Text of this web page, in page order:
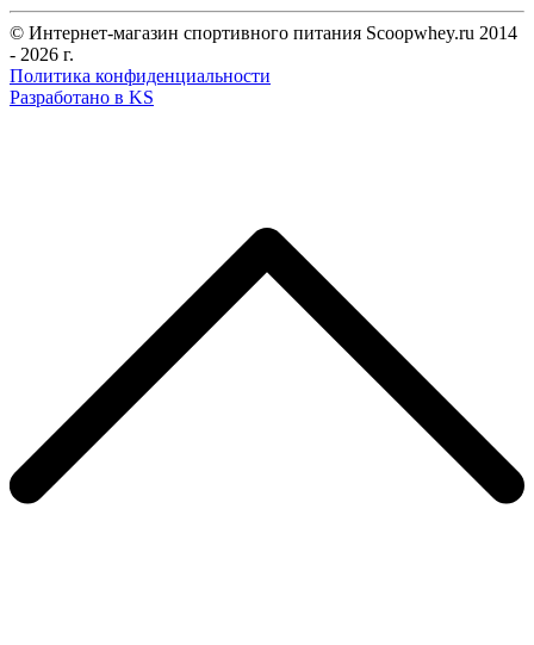
© Интернет-магазин спортивного питания Scoopwhey.ru 2014
- 2026 г.
Политика конфиденциальности
Разработано в KS